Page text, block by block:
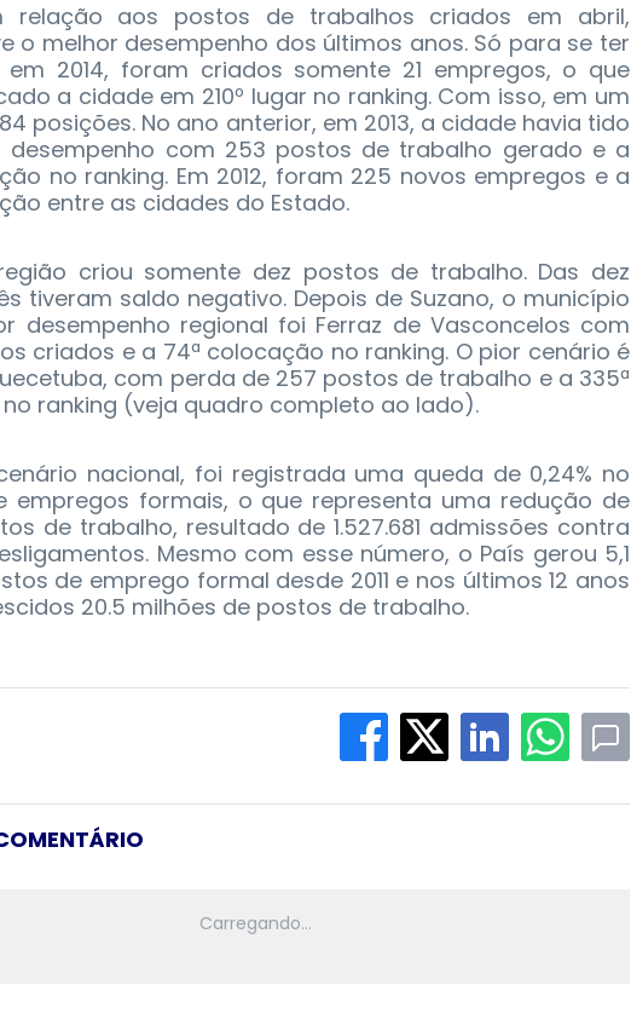
relação aos postos de trabalhos criados em abril,
o melhor desempenho dos últimos anos. Só para se ter
em 2014, foram criados somente 21 empregos, o que
a cidade em 210º lugar no ranking. Com isso, em um
posições. No ano anterior, em 2013, a cidade havia tido
desempenho com 253 postos de trabalho gerado e a
no ranking. Em 2012, foram 225 novos empregos e a
entre as cidades do Estado.
região criou somente dez postos de trabalho. Das dez
tiveram saldo negativo. Depois de Suzano, o município
desempenho regional foi Ferraz de Vasconcelos com
criados e a 74ª colocação no ranking. O pior cenário é
com perda de 257 postos de trabalho e a 335ª
ranking (veja quadro completo ao lado).
cenário nacional, foi registrada uma queda de 0,24% no
empregos formais, o que representa uma redução de
de trabalho, resultado de 1.527.681 admissões contra
Mesmo com esse número, o País gerou 5,1
de emprego formal desde 2011 e nos últimos 12 anos
20.5 milhões de postos de trabalho.